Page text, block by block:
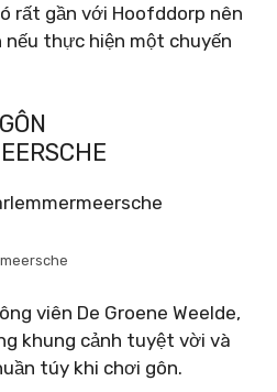
rất gần với Hoofddorp nên
thực hiện một chuyến
viên De Groene Weelde,
khung cảnh tuyệt vời và
túy khi chơi gôn.